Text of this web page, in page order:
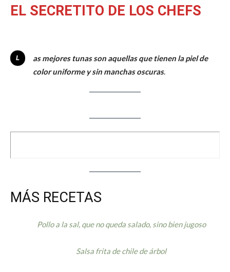
EL SECRETITO DE LOS CHEFS
Las mejores tunas son aquellas que tienen la piel de
color uniforme y sin manchas oscuras.
MÁS RECETAS
Pollo a la sal, que no queda salado, sino bien jugoso
Salsa frita de chile de árbol